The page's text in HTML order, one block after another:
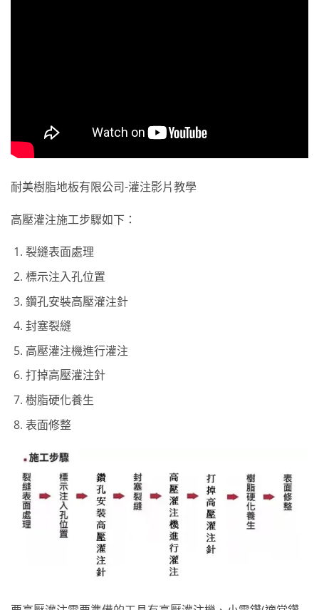
耐美樹脂地板有限公司-灌注影片教學
高壓灌注施工步驟如下：
裂縫表面處理
標示注入孔位置
鑽孔安裝高壓灌注針
封塞裂縫
高壓灌注機進行灌注
打掉高壓灌注針
樹脂硬化養生
表面修整